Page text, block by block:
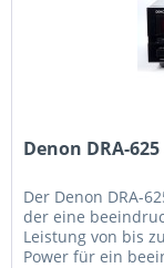
Denon DRA-
Der Denon DRA-
der eine
Leistung von bis
Power für ein